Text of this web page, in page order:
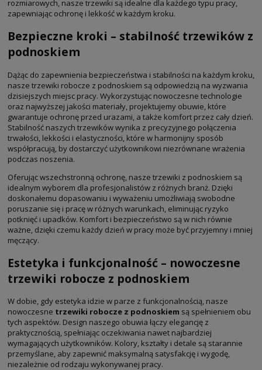
rozmiarowych, nasze trzewiki są idealne dla każdego typu pracy,
zapewniając ochronę i lekkość w każdym kroku.
Bezpieczne kroki – stabilność trzewików z
podnoskiem
Dążąc do zapewnienia bezpieczeństwa i stabilności na każdym kroku,
nasze trzewiki robocze z podnoskiem są odpowiedzią na wyzwania
dzisiejszych miejsc pracy. Wykorzystując nowoczesne technologie
oraz najwyższej jakości materiały, projektujemy obuwie, które
gwarantuje ochronę przed urazami, a także komfort przez cały dzień.
Stabilność naszych trzewików wynika z precyzyjnego połączenia
trwałości, lekkości i elastyczności, które w harmonijny sposób
współpracują, by dostarczyć użytkownikowi niezrównane wrażenia
podczas noszenia.
Oferując wszechstronną ochronę, nasze trzewiki z podnoskiem są
idealnym wyborem dla profesjonalistów z różnych branż. Dzięki
doskonałemu dopasowaniu i wyważeniu umożliwiają swobodne
poruszanie się i pracę w różnych warunkach, eliminując ryzyko
potknięć i upadków. Komfort i bezpieczeństwo są w nich równie
ważne, dzięki czemu każdy dzień w pracy może być przyjemny i mniej
męczący.
Estetyka i funkcjonalność – nowoczesne
trzewiki robocze z podnoskiem
W dobie, gdy estetyka idzie w parze z funkcjonalnością, nasze
nowoczesne trzewiki robocze z podnoskiem są spełnieniem obu
tych aspektów. Design naszego obuwia łączy elegancję z
praktycznością, spełniając oczekiwania nawet najbardziej
wymagających użytkowników. Kolory, kształty i detale są starannie
przemyślane, aby zapewnić maksymalną satysfakcję i wygodę,
niezależnie od rodzaju wykonywanej pracy.